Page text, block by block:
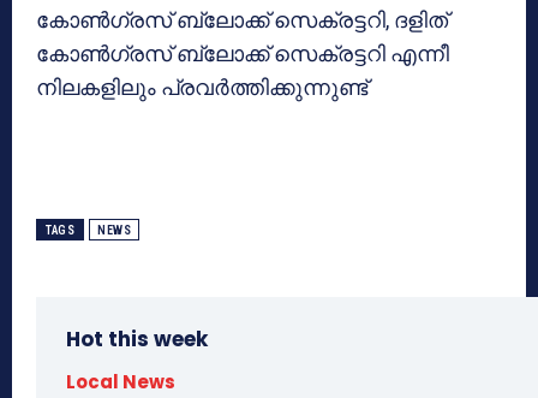
കോണ്‍ഗ്രസ് ബ്ലോക്ക് സെക്രട്ടറി, ദളിത്
കോണ്‍ഗ്രസ് ബ്ലോക്ക് സെക്രട്ടറി എന്നീ
നിലകളിലും പ്രവര്‍ത്തിക്കുന്നുണ്ട്
TAGS NEWS
Hot this week
Local News